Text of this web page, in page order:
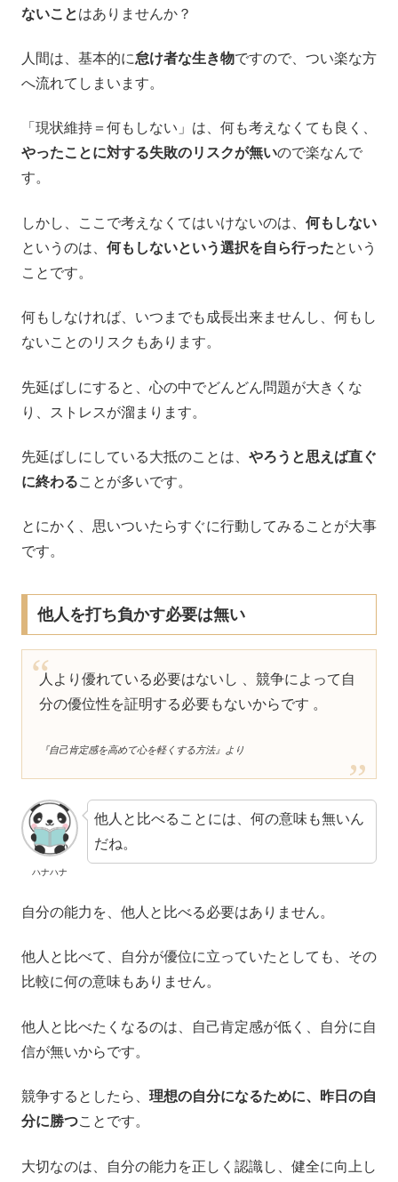
ないことはありませんか？
人間は、基本的に怠け者な生き物ですので、つい楽な方
へ流れてしまいます。
「現状維持＝何もしない」は、何も考えなくても良く、
やったことに対する失敗のリスクが無いので楽なんで
す。
しかし、ここで考えなくてはいけないのは、 何もしない
というのは、 何もしないという選択を自ら行ったという
ことです。
何もしなければ、いつまでも成長出来ませんし、何もし
ないことのリスクもあります。
先延ばしにすると、心の中でどんどん問題が大きくな
り、ストレスが溜まります。
先延ばしにしている大抵のことは、 やろうと思えば直ぐ
に終わることが多いです。
とにかく、思いついたらすぐに行動してみることが大事
です。
他人を打ち負かす必要は無い
人より優れている必要はないし 、競争によって自
分の優位性を証明する必要もないからです 。
『自己肯定感を高めて心を軽くする方法』より
ハナハナ
他人と比べることには、何の意味も無いん
だね。
自分の能力を、他人と比べる必要はありません。
他人と比べて、自分が優位に立っていたとしても、その
比較に何の意味もありません。
他人と比べたくなるのは、自己肯定感が低く、自分に自
信が無いからです。
競争するとしたら、 理想の自分になるために、昨日の自
分に勝つことです。
大切なのは、自分の能力を正しく認識し、健全に向上し